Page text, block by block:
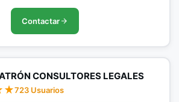
Contactar
CONSULTORES LEGALES
723 Usuarios